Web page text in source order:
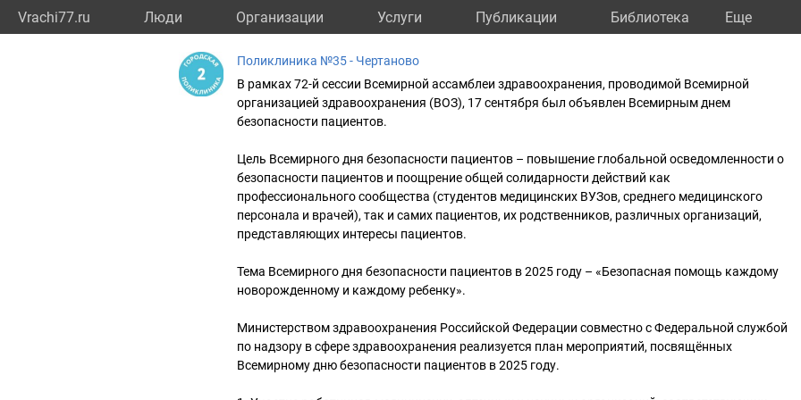
Vrachi77.ru Люди Организации Услуги Публикации Библиотека Eще
Поликлиника №35 - Чертаново
В рамках 72-й сессии Всемирной ассамблеи здравоохранения, проводимой Всемирной
организацией здравоохранения (ВОЗ), 17 сентября был объявлен Всемирным днем
безопасности пациентов.
Цель Всемирного дня безопасности пациентов – повышение глобальной осведомленности о
безопасности пациентов и поощрение общей солидарности действий как
профессионального сообщества (студентов медицинских ВУЗов, среднего медицинского
персонала и врачей), так и самих пациентов, их родственников, различных организаций,
представляющих интересы пациентов.
Тема Всемирного дня безопасности пациентов в 2025 году – «Безопасная помощь каждому
новорожденному и каждому ребенку».
Министерством здравоохранения Российской Федерации совместно с Федеральной службой
по надзору в сфере здравоохранения реализуется план мероприятий, посвящённых
Всемирному дню безопасности пациентов в 2025 году.